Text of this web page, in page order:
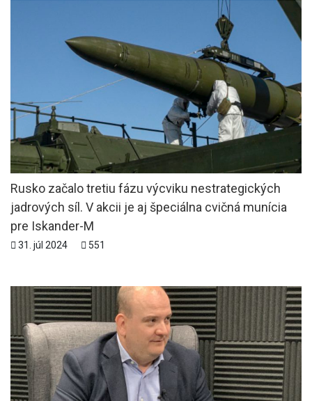
Rusko začalo tretiu fázu výcviku nestrategických
jadrových síl. V akcii je aj špeciálna cvičná munícia
pre Iskander-M
31. júl 2024 551